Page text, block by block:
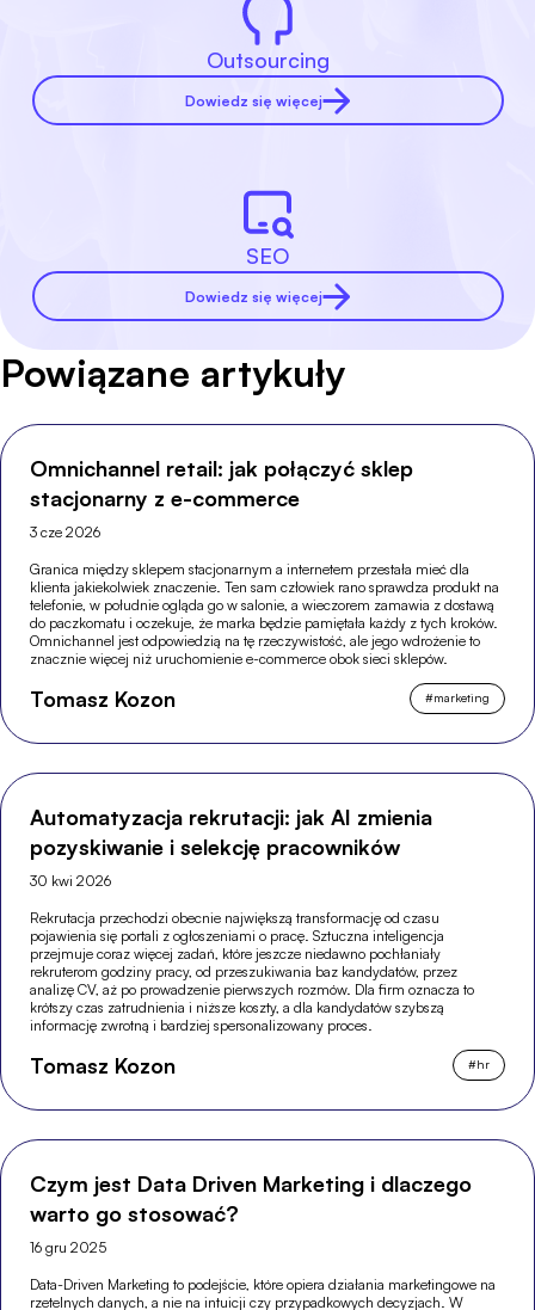
Outsourcing
Dowiedz się więcej
SEO
Dowiedz się więcej
Powiązane artykuły
Omnichannel retail: jak połączyć sklep
stacjonarny z e-commerce
3 cze 2026
Granica między sklepem stacjonarnym a internetem przestała mieć dla
klienta jakiekolwiek znaczenie. Ten sam człowiek rano sprawdza produkt na
telefonie, w południe ogląda go w salonie, a wieczorem zamawia z dostawą
do paczkomatu i oczekuje, że marka będzie pamiętała każdy z tych kroków.
Omnichannel jest odpowiedzią na tę rzeczywistość, ale jego wdrożenie to
znacznie więcej niż uruchomienie e-commerce obok sieci sklepów.
Tomasz Kozon #marketing
Automatyzacja rekrutacji: jak AI zmienia
pozyskiwanie i selekcję pracowników
30 kwi 2026
Rekrutacja przechodzi obecnie największą transformację od czasu
pojawienia się portali z ogłoszeniami o pracę. Sztuczna inteligencja
przejmuje coraz więcej zadań, które jeszcze niedawno pochłaniały
rekruterom godziny pracy, od przeszukiwania baz kandydatów, przez
analizę CV, aż po prowadzenie pierwszych rozmów. Dla firm oznacza to
krótszy czas zatrudnienia i niższe koszty, a dla kandydatów szybszą
informację zwrotną i bardziej spersonalizowany proces.
Tomasz Kozon #hr
Czym jest Data Driven Marketing i dlaczego
warto go stosować?
16 gru 2025
Data-Driven Marketing to podejście, które opiera działania marketingowe na
rzetelnych danych, a nie na intuicji czy przypadkowych decyzjach. W